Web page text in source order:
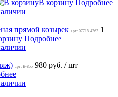
В корзину Подробнее
прямой козырек арт: 07718-4262 1
Подробнее
арт: B-855 980 руб. / шт